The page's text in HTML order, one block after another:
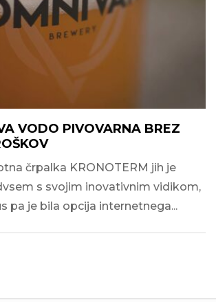
VODO PIVOVARNA BREZ
črpalka KRONOTERM jih je
s svojim inovativnim vidikom,
pa je bila opcija internetnega...